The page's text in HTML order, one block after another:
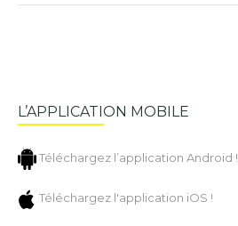
L’APPLICATION MOBILE
Téléchargez l’application Android !
Téléchargez l'application iOS !